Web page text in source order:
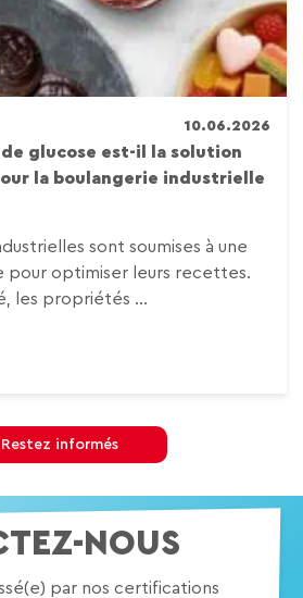
10.06.2026
glucose est-il la solution
la boulangerie industrielle
sont soumises à une
pour optimiser leurs recettes.
les propriétés ...
Restez informés
NOUS
par nos certifications